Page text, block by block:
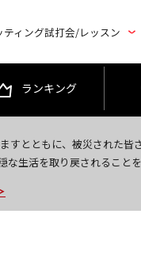
ティング試打会/レッスン
ランキング
とともに、被災された皆
生活を取り戻されることを
クーポンプレゼント！
問い合わせ＞